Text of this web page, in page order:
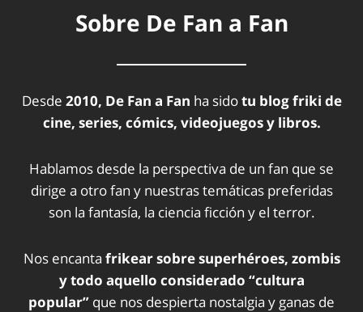
Sobre De Fan a Fan
Desde 2010, De Fan a Fan ha sidotu blog friki de
cine, series, cómics, videojuegos y libros.
Hablamos desde la perspectiva de un fan que se
dirige a otro fan y nuestras temáticas preferidas
son la fantasía, la ciencia ficción y el terror.
Nos encanta frikear sobre superhéroes, zombis
y todo aquello considerado “cultura
popular” que nos despierta nostalgia y ganas de